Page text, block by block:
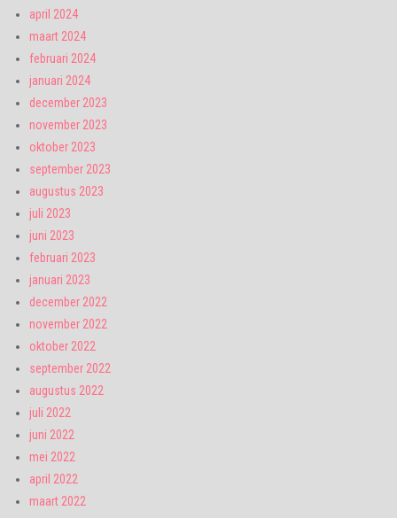
april 2024
maart 2024
februari 2024
januari 2024
december 2023
november 2023
oktober 2023
september 2023
augustus 2023
juli 2023
juni 2023
februari 2023
januari 2023
december 2022
november 2022
oktober 2022
september 2022
augustus 2022
juli 2022
juni 2022
mei 2022
april 2022
maart 2022